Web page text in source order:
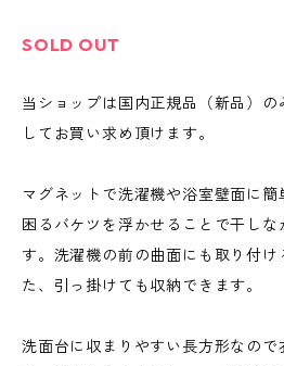
SOLD OUT
当ショップは国内正規品（新品）
してお買い求め頂けます。
マグネットで洗濯機や浴室壁面に
困るバケツを浮かせることで干し
す。洗濯機の前の曲面にも取り付け
た、引っ掛けても収納できます。
洗面台に収まりやすい長方形なの